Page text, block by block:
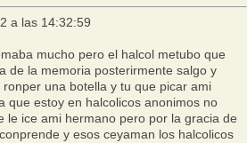
a las 14:32:59
mucho pero el halcol metubo que
de la memoria posterirmente salgo y
una botella y tu que picar ami
que estoy en halcolicos anonimos no
le ice ami hermano pero por la gracia de
y esos ceyaman los halcolicos